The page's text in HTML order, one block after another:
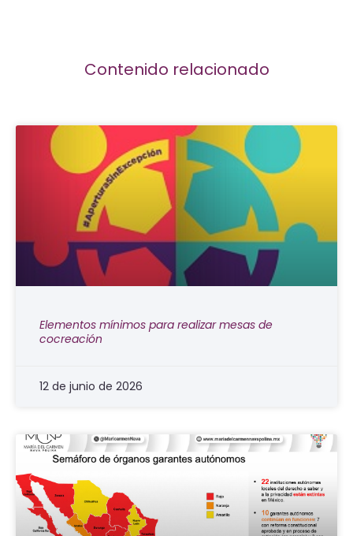
Contenido relacionado
Elementos mínimos para realizar mesas de
cocreación
12 de junio de 2026